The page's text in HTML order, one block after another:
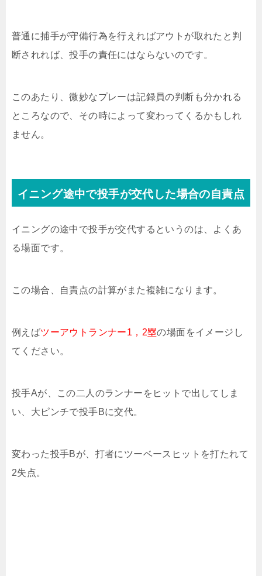
普通に捕手が守備行為を行えればアウトが取れたと判
断されれば、投手の責任にはならないのです。
このあたり、微妙なプレーは記録員の判断も分かれる
ところなので、その時によって変わってくるかもしれ
ません。
イニング途中で投手が交代した場合の自責点
イニングの途中で投手が交代するというのは、よくあ
る場面です。
この場合、自責点の計算がまた複雑になります。
例えばツーアウトランナー1，2塁の場面をイメージし
てください。
投手Aが、この二人のランナーをヒットで出してしま
い、大ピンチで投手Bに交代。
変わった投手Bが、打者にツーベースヒットを打たれて
2失点。